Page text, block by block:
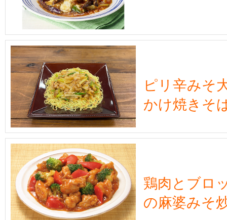
ピリ辛みそ
かけ焼きそ
鶏肉とブロ
の麻婆みそ